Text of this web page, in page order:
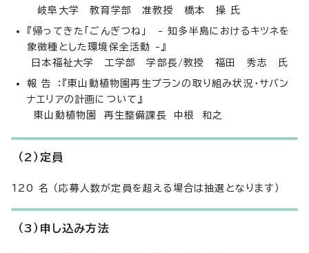
岐阜大学 教育学部 准教授 橋本 操 氏
『帰ってきた「ごんぎつね」 - 知多半島におけるキツネを
象徴種とした環境保全活動 -』
日本福祉大学 工学部 学部長/教授 福田 秀志 氏
報 告 ：『東山動植物園再生プランの取り組み状況・サバン
ナエリアの計画について』
東山動植物園 再生整備課長 中根 和之
（2）定員
120 名 （応募人数が定員を超える場合は抽選となります）
（3）申し込み方法